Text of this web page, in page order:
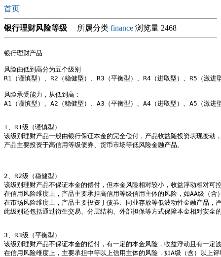
首页
银行理财风险等级 所属分类 finance 浏览量 2468
银行理财产品
风险由低到高分为五个级别
R1（谨慎型）、R2（稳健型）、R3（平衡型）、R4（进取型）、R5（激进
风险承受能力，从低到高：
A1（谨慎型）、A2（稳健型）、A3（平衡型）、A4（进取型）、A5（激进
1、R1级（谨慎型）
该级别理财产品一般由银行保证本金的完全偿付，产品收益随投资表现变动
产品主要投资于高信用等级债券、货币市场等低风险金融产品。
2、R2级（稳健型）
该级别理财产品不保证本金的偿付，但本金风险相对较小，收益浮动相对可
在信用风险维度上，产品主要承担高信用等级信用主体的风险，如AA级（含
在市场风险维度上，产品主要投资于债券、同业存放等低波动性金融产品，
此级别还包括通过衍生交易、分层结构、外部担保等方式保障本金相对安全
3、R3级（平衡型）
该级别理财产品不保证本金的偿付，有一定的本金风险，收益浮动且有一定
在信用风险维度上，主要承担中等以上信用主体的风险，如A级（含）以上